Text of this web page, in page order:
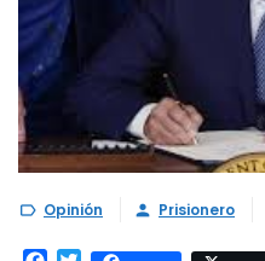
 Opinión  Prisionero